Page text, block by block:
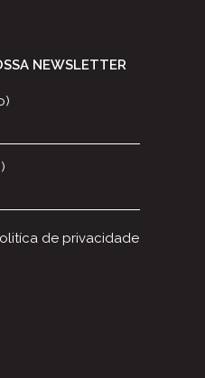
NEWSLETTER
de privacidade